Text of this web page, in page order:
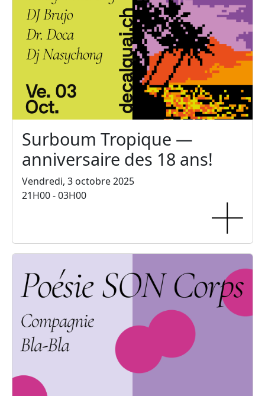
Surboum Tropique —
anniversaire des 18 ans!
Vendredi, 3 octobre 2025
21H00 - 03H00